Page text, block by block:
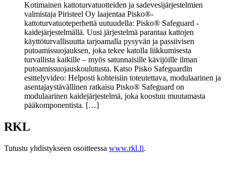
Kotimainen kattoturvatuotteiden ja sadevesijärjestelmien
valmistaja Piristeel Oy laajentaa Pisko®-
kattoturvatuoteperhettä uutuudella: Pisko® Safeguard -
kaidejärjestelmällä. Uusi järjestelmä parantaa kattojen
käyttöturvallisuutta tarjoamalla pysyvän ja passiivisen
putoamissuojauksen, joka tekee katolla liikkumisesta
turvallista kaikille – myös satunnaisille kävijöille ilman
putoamissuojauskoulutusta. Katso Pisko Safeguardin
esittelyvideo: Helposti kohteisiin toteutettava, modulaarinen ja
asentajaystävällinen ratkaisu Pisko® Safeguard on
modulaarinen kaidejärjestelmä, joka koostuu muutamasta
pääkomponentista. […]
RKL
Tutustu yhdistykseen osoitteessa www.rkl.fi.